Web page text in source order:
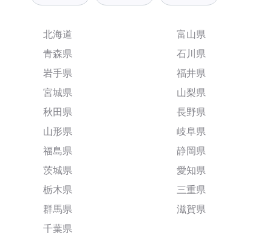
北海道
青森県
岩手県
宮城県
秋田県
山形県
福島県
茨城県
栃木県
群馬県
千葉県
富山県
石川県
福井県
山梨県
長野県
岐阜県
静岡県
愛知県
三重県
滋賀県